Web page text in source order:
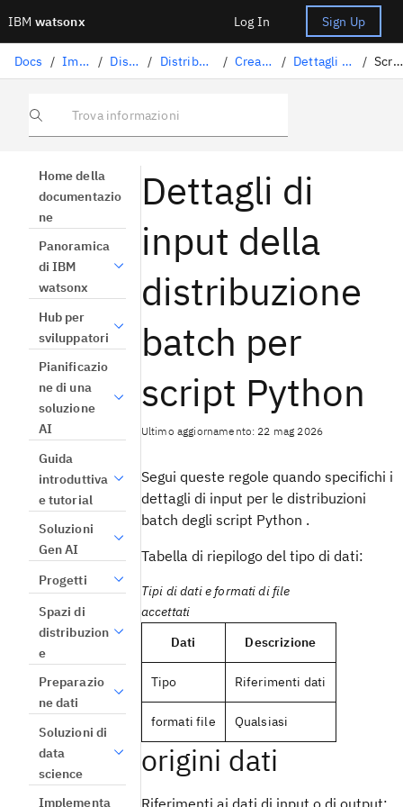
IBM watsonx Log In Sign Up
Docs / Implementare l'IA / Distribuzione di asset AI / Distribuzione degli asset di machine learning / Creazione di distribuzioni batch / Dettagli di input della distribuzione batch per framework / Script Python
Trova informazioni
Home della
documentazio
ne
Panoramica
di IBM
watsonx
Hub per
sviluppatori
Pianificazio
ne di una
soluzione
AI
Guida
introduttiva
e tutorial
Soluzioni
Gen AI
Progetti
Spazi di
distribuzion
e
Preparazio
ne dati
Soluzioni di
data
science
Implementa
Dettagli di
input della
distribuzione
batch per
script Python
Ultimo aggiornamento: 22 mag 2026
Segui queste regole quando specifichi i
dettagli di input per le distribuzioni
batch degli script Python .
Tabella di riepilogo del tipo di dati:
Tipi di dati e formati di file
accettati
Dati
Descrizione
Tipo Riferimenti dati
formati file Qualsiasi
origini dati